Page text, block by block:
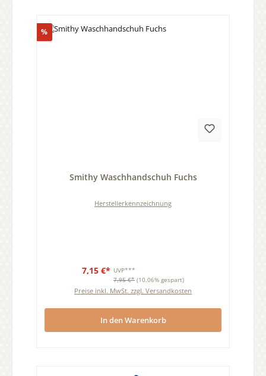
%Rabatt
Smithy Waschhandschuh Fuchs
Herstellerkennzeichnung
7,15 €* UVP***
7,95 €* (10.06% gespart)
Preise inkl. MwSt. zzgl. Versandkosten
In den Warenkorb